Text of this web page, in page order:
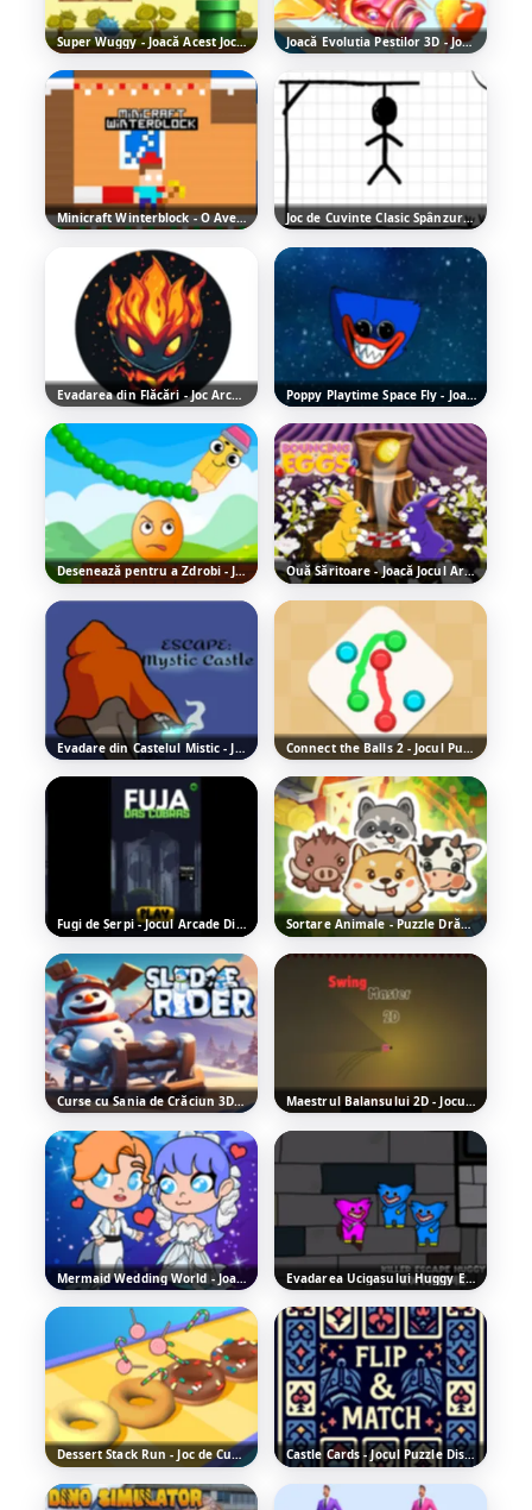
Super Wuggy - Joacă Acest Joc Distractiv de Aventură Joacă Evoluția Peștilor 3D - Jocul Arcade Distractiv
Minicraft Winterblock - O Aventură Platformer Distractivă Joc de Cuvinte Clasic Spânzurătoarea - Jocul de Cuvinte Distractiv
Evadarea din Flăcări - Joc Arcade Distractiv Poppy Playtime Space Fly - Joacă Gratis Online
Desenează pentru a Zdrobi - Jocul Puzzle Distractiv Ouă Săritoare - Joacă Jocul Arcade Distractiv
Evadare din Castelul Mistic - Joacă Gratis Online Connect the Balls 2 - Jocul Puzzle Distractiv
Fugi de Șerpi - Jocul Arcade Distractiv Sortare Animale - Puzzle Drăguț Distractiv
Curse cu Sania de Crăciun 3D - Joacă Gratis Online Maestrul Balansului 2D - Jocul Arcade Distractiv
Mermaid Wedding World - Joacă Gratis Online Evadarea Ucigașului Huggy Extrem - Joacă Jocul Distractiv
Dessert Stack Run - Joc de Curse Amuzant Online Castle Cards - Jocul Puzzle Distractiv